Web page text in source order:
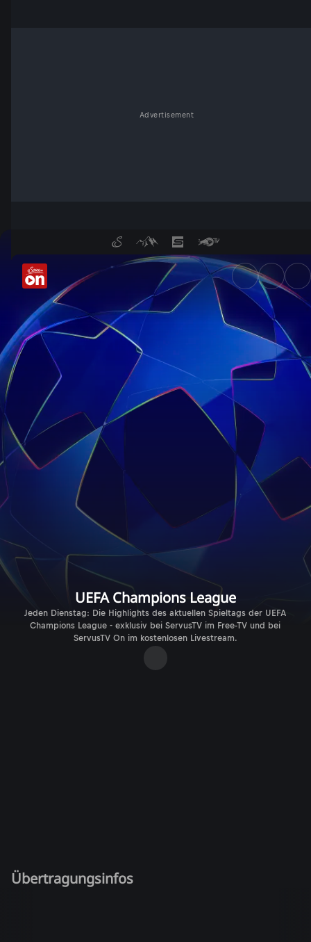
Advertisement
UEFA Champions League:
UEFA Champions League
Jeden Dienstag: Die Highlights des aktuellen Spieltags der UEFA
Champions League - exklusiv bei ServusTV im Free-TV und bei
ServusTV On im kostenlosen Livestream.
Übertragungsinfos